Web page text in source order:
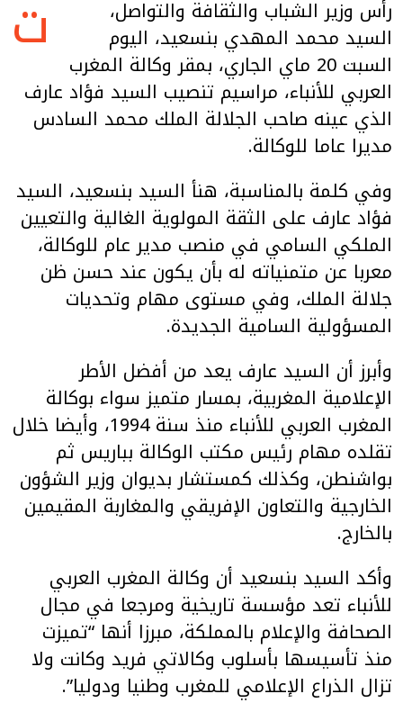
ت رأس وزير الشباب والثقافة والتواصل،
السيد محمد المهدي بنسعيد، اليوم
السبت 20 ماي الجاري، بمقر وكالة المغرب
العربي للأنباء، مراسيم تنصيب السيد فؤاد عارف
الذي عينه صاحب الجلالة الملك محمد السادس
مديرا عاما للوكالة.
وفي كلمة بالمناسبة، هنأ السيد بنسعيد، السيد
فؤاد عارف على الثقة المولوية الغالية والتعيين
الملكي السامي في منصب مدير عام للوكالة،
معربا عن متمنياته له بأن يكون عند حسن ظن
جلالة الملك، وفي مستوى مهام وتحديات
المسؤولية السامية الجديدة.
وأبرز أن السيد عارف يعد من أفضل الأطر
الإعلامية المغربية، بمسار متميز سواء بوكالة
المغرب العربي للأنباء منذ سنة 1994، وأيضا خلال
تقلده مهام رئيس مكتب الوكالة بباريس ثم
بواشنطن، وكذلك كمستشار بديوان وزير الشؤون
الخارجية والتعاون الإفريقي والمغاربة المقيمين
بالخارج.
وأكد السيد بنسعيد أن وكالة المغرب العربي
للأنباء تعد مؤسسة تاريخية ومرجعا في مجال
الصحافة والإعلام بالمملكة، مبرزا أنها “تميزت
منذ تأسيسها بأسلوب وكالاتي فريد وكانت ولا
تزال الذراع الإعلامي للمغرب وطنيا ودوليا”.